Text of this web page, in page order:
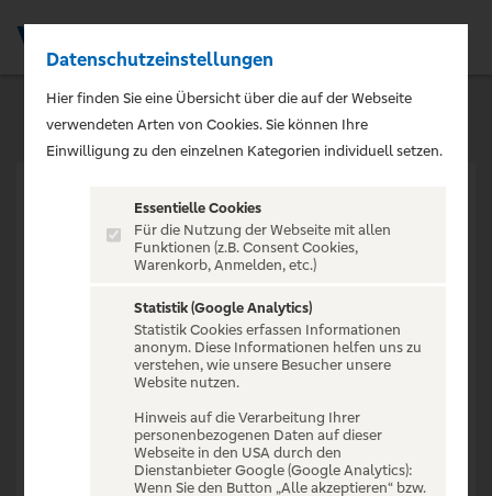
VERANSTALTUNG NICHT
GEFUNDEN
Zur Startseite
Datenschutzeinstellungen
Hier finden Sie eine Übersicht über die auf der Webseite
verwendeten Arten von Cookies. Sie können Ihre
Einwilligung zu den einzelnen Kategorien individuell setzen.
Essentielle Cookies
Für die Nutzung der Webseite mit allen
Funktionen (z.B. Consent Cookies,
Warenkorb, Anmelden, etc.)
Statistik (Google Analytics)
Statistik Cookies erfassen Informationen
anonym. Diese Informationen helfen uns zu
verstehen, wie unsere Besucher unsere
Website nutzen.
Hinweis auf die Verarbeitung Ihrer
personenbezogenen Daten auf dieser
Webseite in den USA durch den
Dienstanbieter Google (Google Analytics):
Wenn Sie den Button „Alle akzeptieren“ bzw.